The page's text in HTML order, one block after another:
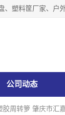
公司动态
周转箩 肇庆市汇